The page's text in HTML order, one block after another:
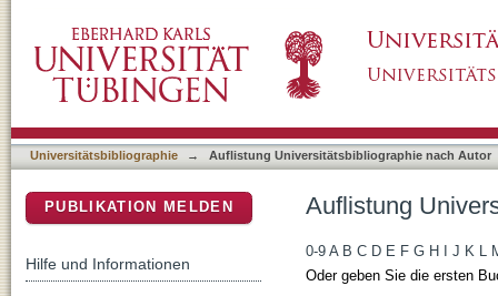
Universitätsbibliographie → Auflistung Universitätsbibliographie nach Autor
Auflistung
0-9 A B C D E F G H J K L
Oder geben Sie die ersten
PUBLIKATION MELDEN
Hilfe und Informationen